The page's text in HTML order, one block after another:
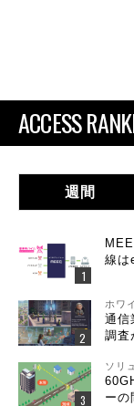
ACCESS
週間
線は
ホワ
通信
調査
ソリ
ーの